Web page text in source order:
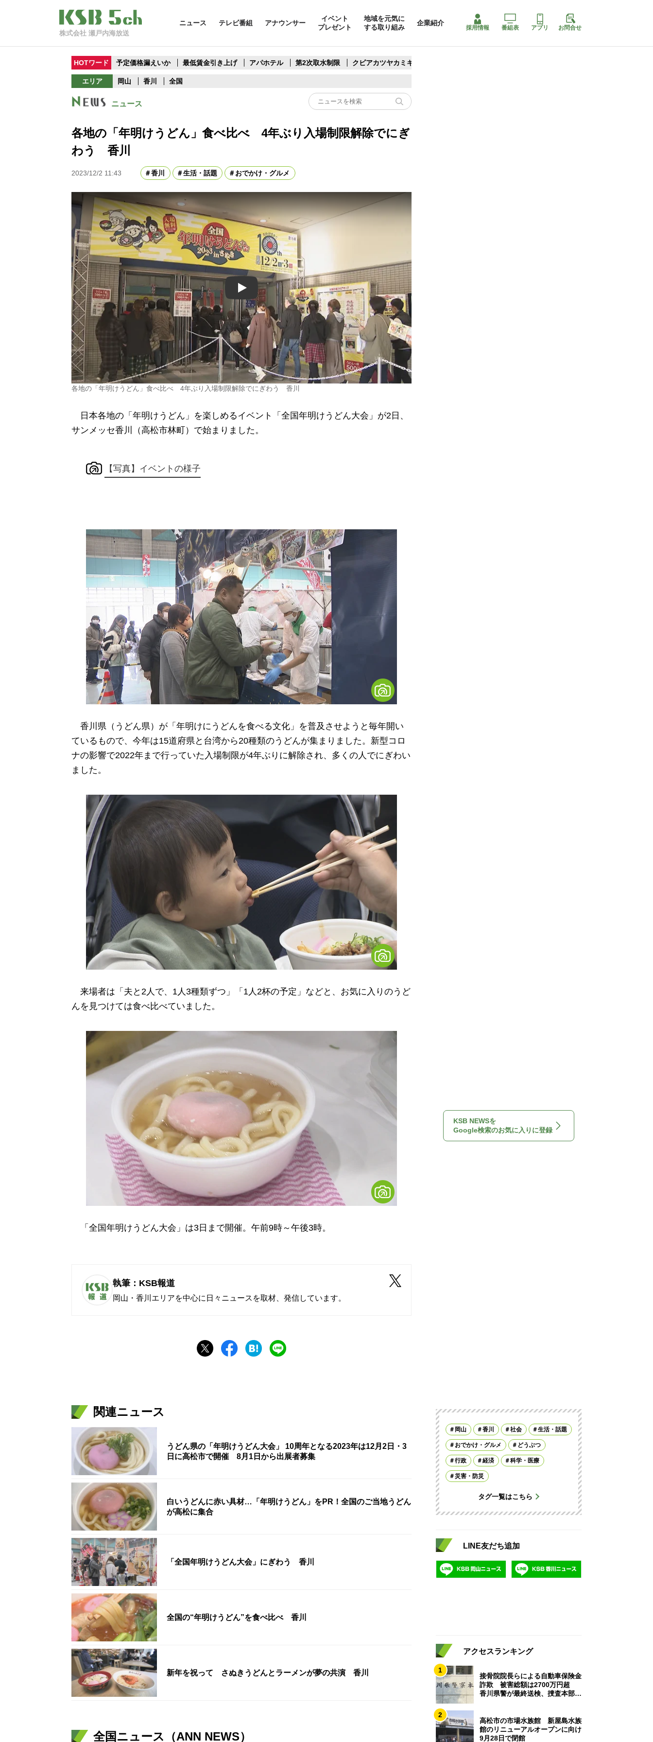
株式会社 瀬戸内海放送
ニュース テレビ番組 アナウンサー
イベント
プレゼント
地域を元気に
する取り組み
企業紹介
採用情報 番組表 アプリ お問合せ
HOTワード 予定価格漏えいか 最低賃金引き上げ アパホテル 第2次取水制限 クビアカツヤカミキリ
エリア 岡山 香川 全国
ニュース
各地の「年明けうどん」食べ比べ 4年ぶり入場制限解除でにぎ
わう 香川
2023/12/2 11:43 香川 生活・話題 おでかけ・グルメ
Play
各地の「年明けうどん」食べ比べ 4年ぶり入場制限解除でにぎわう 香川
日本各地の「年明けうどん」を楽しめるイベント「全国年明けうどん大会」が2日、
サンメッセ香川（高松市林町）で始まりました。
【写真】イベントの様子
香川県（うどん県）が「年明けにうどんを食べる文化」を普及させようと毎年開い
ているもので、今年は15道府県と台湾から20種類のうどんが集まりました。新型コロ
ナの影響で2022年まで行っていた入場制限が4年ぶりに解除され、多くの人でにぎわい
ました。
来場者は「夫と2人で、1人3種類ずつ」「1人2杯の予定」などと、お気に入りのうど
んを見つけては食べ比べていました。
「全国年明けうどん大会」は3日まで開催。午前9時～午後3時。
執筆：KSB報道
岡山・香川エリアを中心に日々ニュースを取材、発信しています。
関連ニュース
うどん県の「年明けうどん大会」 10周年となる2023年は12月2日・3
日に高松市で開催 8月1日から出展者募集
白いうどんに赤い具材…「年明けうどん」をPR！全国のご当地うどん
が高松に集合
「全国年明けうどん大会」にぎわう 香川
全国の“年明けうどん”を食べ比べ 香川
新年を祝って さぬきうどんとラーメンが夢の共演 香川
全国ニュース（ANN NEWS）
KSB NEWSを
Google検索のお気に入りに登録
岡山 香川 社会 生活・話題
おでかけ・グルメ どうぶつ
行政 経済 科学・医療
災害・防災
タグ一覧はこちら
LINE友だち追加
アクセスランキング
1
接骨院院長らによる自動車保険金
詐欺 被害総額は2700万円超
香川県警が最終送検、捜査本部解
2
高松市の市場水族館 新屋島水族
館のリニューアルオープンに向け
9月28日で閉館